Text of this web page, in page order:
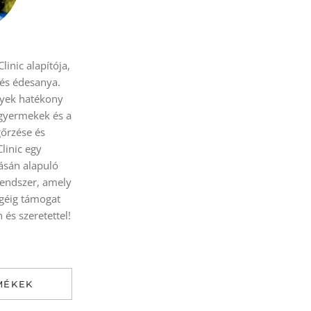
alapítója,
édesanya.
hatékony
és a
és
egy
alapuló
amely
támogat
és szeretettel!